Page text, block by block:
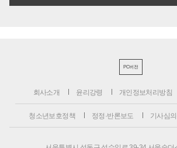
PC버전
회사소개 윤리강령 개인정보처리방침
청소년보호정책 정정·반론보도 기사심